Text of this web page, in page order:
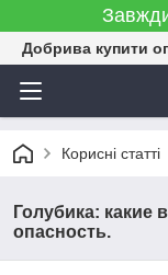
Добрива купити
Корисні статті
Голубика: какие
опасность.